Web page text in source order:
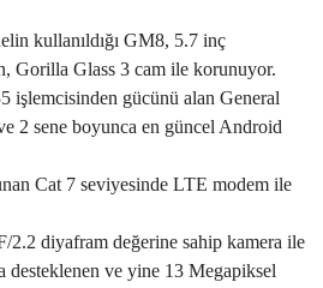
kullanıldığı GM8, 5.7 inç
Gorilla Glass 3 cam ile korunuyor.
işlemcisinden gücünü alan General
2 sene boyunca en güncel Android
Cat 7 seviyesinde LTE modem ile
diyafram değerine sahip kamera ile
ve yine 13 Megapiksel